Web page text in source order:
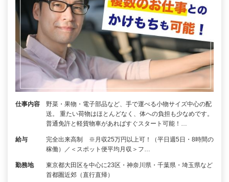
仕事内容
野菜・果物・電子部品など、手で運べる小物サイズ中心の配
送。 重たい荷物はほとんどなく、体への負担も少なめです。
普通免許と軽貨物車があればすぐスタート可能！…
給与
完全出来高制 ※月収25万円以上可！（平日週5日・8時間の
稼働）／＜スポット便平均月収＞フ…
勤務地
東京都大田区を中心に23区・神奈川県・千葉県・埼玉県など
首都圏近郊（直行直帰）